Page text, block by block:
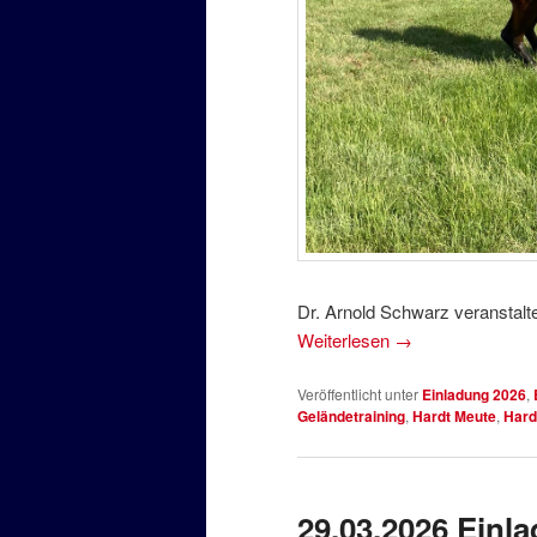
Dr. Arnold Schwarz
Weiterlesen →
Veröffentlicht unter Einladung 2026,
Geländetraining, Hardt Meute,
29.03.2026